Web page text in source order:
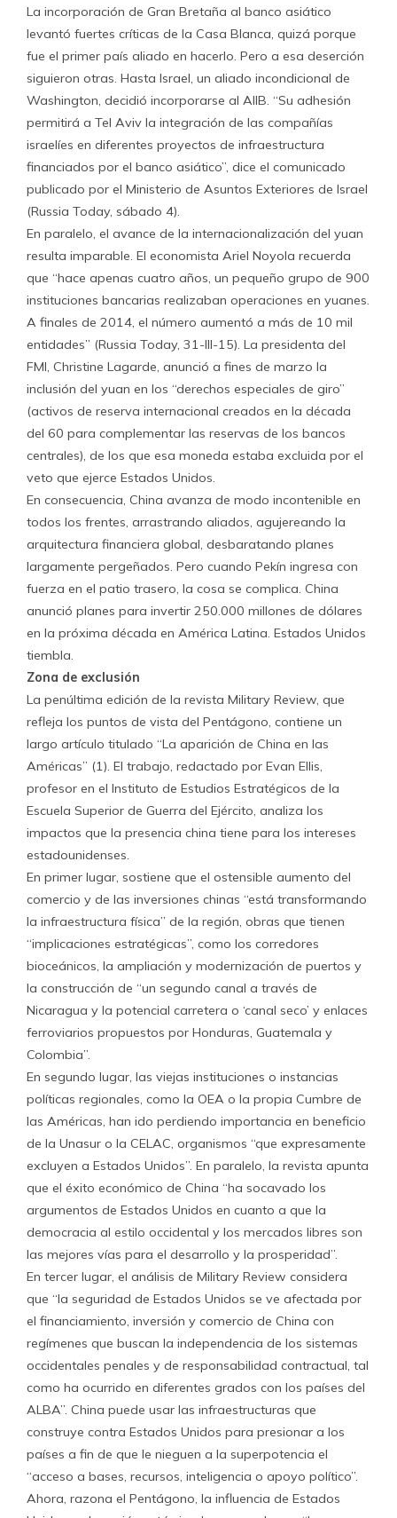
La incorporación de Gran Bretaña al banco asiático
levantó fuertes críticas de la Casa Blanca, quizá porque
fue el primer país aliado en hacerlo. Pero a esa deserción
siguieron otras. Hasta Israel, un aliado incondicional de
Washington, decidió incorporarse al AIIB. “Su adhesión
permitirá a Tel Aviv la integración de las compañías
israelíes en diferentes proyectos de infraestructura
financiados por el banco asiático”, dice el comunicado
publicado por el Ministerio de Asuntos Exteriores de Israel
(Russia Today, sábado 4).
En paralelo, el avance de la internacionalización del yuan
resulta imparable. El economista Ariel Noyola recuerda
que “hace apenas cuatro años, un pequeño grupo de 900
instituciones bancarias realizaban operaciones en yuanes.
A finales de 2014, el número aumentó a más de 10 mil
entidades” (Russia Today, 31-III-15). La presidenta del
FMI, Christine Lagarde, anunció a fines de marzo la
inclusión del yuan en los “derechos especiales de giro”
(activos de reserva internacional creados en la década
del 60 para complementar las reservas de los bancos
centrales), de los que esa moneda estaba excluida por el
veto que ejerce Estados Unidos.
En consecuencia, China avanza de modo incontenible en
todos los frentes, arrastrando aliados, agujereando la
arquitectura financiera global, desbaratando planes
largamente pergeñados. Pero cuando Pekín ingresa con
fuerza en el patio trasero, la cosa se complica. China
anunció planes para invertir 250.000 millones de dólares
en la próxima década en América Latina. Estados Unidos
tiembla.
Zona de exclusión
La penúltima edición de la revista Military Review, que
refleja los puntos de vista del Pentágono, contiene un
largo artículo titulado “La aparición de China en las
Américas” (1). El trabajo, redactado por Evan Ellis,
profesor en el Instituto de Estudios Estratégicos de la
Escuela Superior de Guerra del Ejército, analiza los
impactos que la presencia china tiene para los intereses
estadounidenses.
En primer lugar, sostiene que el ostensible aumento del
comercio y de las inversiones chinas “está transformando
la infraestructura física” de la región, obras que tienen
“implicaciones estratégicas”, como los corredores
bioceánicos, la ampliación y modernización de puertos y
la construcción de “un segundo canal a través de
Nicaragua y la potencial carretera o ‘canal seco’ y enlaces
ferroviarios propuestos por Honduras, Guatemala y
Colombia”.
En segundo lugar, las viejas instituciones o instancias
políticas regionales, como la OEA o la propia Cumbre de
las Américas, han ido perdiendo importancia en beneficio
de la Unasur o la CELAC, organismos “que expresamente
excluyen a Estados Unidos”. En paralelo, la revista apunta
que el éxito económico de China “ha socavado los
argumentos de Estados Unidos en cuanto a que la
democracia al estilo occidental y los mercados libres son
las mejores vías para el desarrollo y la prosperidad”.
En tercer lugar, el análisis de Military Review considera
que “la seguridad de Estados Unidos se ve afectada por
el financiamiento, inversión y comercio de China con
regímenes que buscan la independencia de los sistemas
occidentales penales y de responsabilidad contractual, tal
como ha ocurrido en diferentes grados con los países del
ALBA”. China puede usar las infraestructuras que
construye contra Estados Unidos para presionar a los
países a fin de que le nieguen a la superpotencia el
“acceso a bases, recursos, inteligencia o apoyo político”.
Ahora, razona el Pentágono, la influencia de Estados